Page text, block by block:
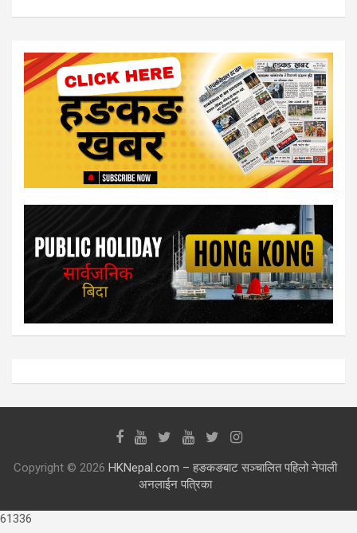
Copyright © 2026 HKNepal.com – हङकङबाट सञ्चालित पहिलो नेपाली
अनलाईन पत्रिका
61336